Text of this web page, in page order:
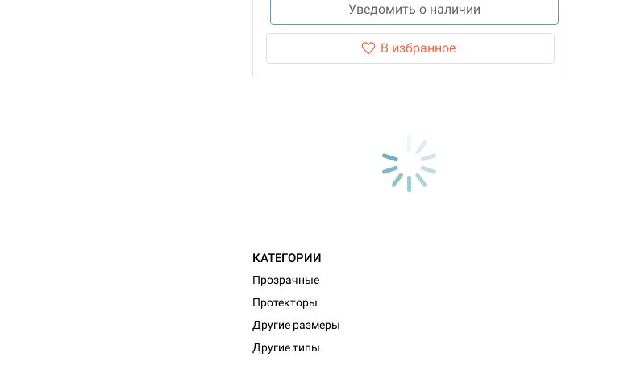
Уведомить о наличии
В избранное
КАТЕГОРИИ
Прозрачные
Протекторы
Другие размеры
Другие типы